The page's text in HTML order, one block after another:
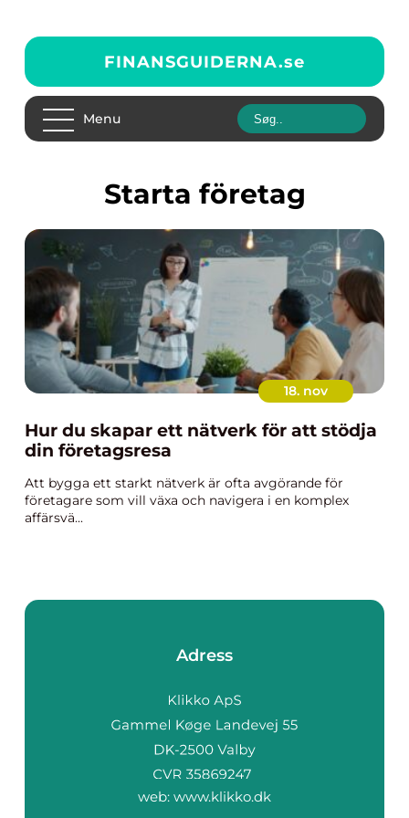
FINANSGUIDERNA.se
Menu
Starta företag
18. nov
Hur du skapar ett nätverk för att stödja
din företagsresa
Att bygga ett starkt nätverk är ofta avgörande för
företagare som vill växa och navigera i en komplex
affärsvä...
Adress
web: www.klikko.dk